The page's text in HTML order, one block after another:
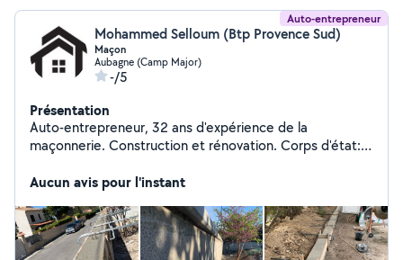
Auto-entrepreneur
Mohammed Selloum (Btp Provence Sud)
Maçon
Aubagne (Camp Major)
-/5
Présentation
Auto-entrepreneur, 32 ans d'expérience de la
maçonnerie. Construction et rénovation. Corps d'état:
clôture et rénovation tout type de bien.
Aucun avis pour l'instant